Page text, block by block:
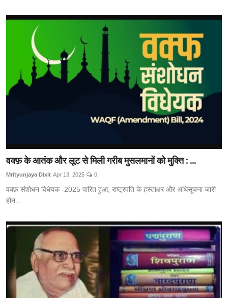
वक्फ़ के आतंक और लूट से मिली गरीब मुसलमानों को मुक्ति : ...
Mrityunjaya Dixit Apr 13, 2025 0
वक्फ़ संशोधन विधेयक -2025 पारित हुआ, राष्ट्रपति के हस्ताक्षर और अधिसूचना जारी
होन...